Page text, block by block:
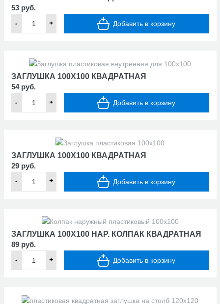
53 руб.
- + Добавить в корзину
ЗАГЛУШКА 100Х100 КВАДРАТНАЯ
54 руб.
- + Добавить в корзину
ЗАГЛУШКА 100Х100 КВАДРАТНАЯ
29 руб.
- + Добавить в корзину
ЗАГЛУШКА 100Х100 НАР. КОЛПАК КВАДРАТНАЯ
89 руб.
- + Добавить в корзину